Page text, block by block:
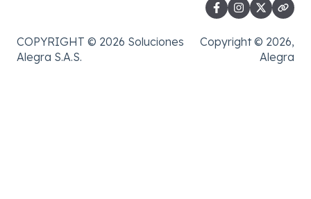
COPYRIGHT © 2026 Soluciones
Alegra S.A.S.
Copyright © 2026,
Alegra